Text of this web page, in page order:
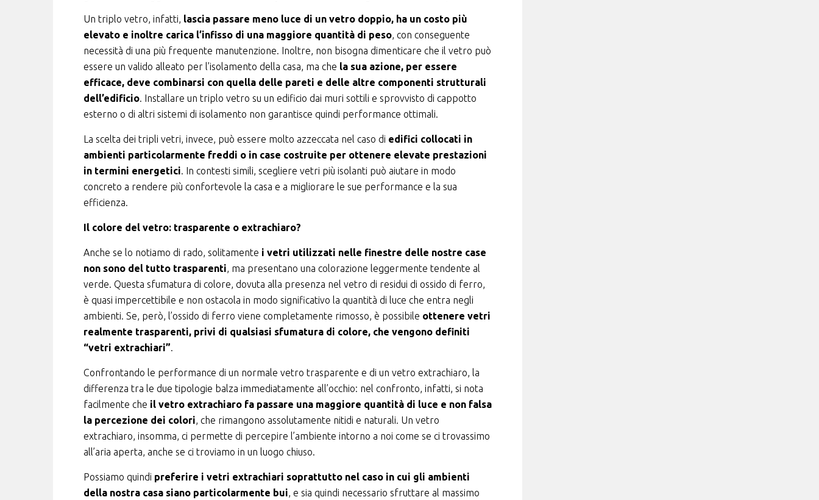
Un triplo vetro, infatti, lascia passare meno luce di un vetro doppio, ha un costo più
elevato e inoltre carica l’infisso di una maggiore quantità di peso, con conseguente
necessità di una più frequente manutenzione. Inoltre, non bisogna dimenticare che il vetro può
essere un valido alleato per l’isolamento della casa, ma che la sua azione, per essere
efficace, deve combinarsi con quella delle pareti e delle altre componenti strutturali
dell’edificio. Installare un triplo vetro su un edificio dai muri sottili e sprovvisto di cappotto
esterno o di altri sistemi di isolamento non garantisce quindi performance ottimali.
La scelta dei tripli vetri, invece, può essere molto azzeccata nel caso di edifici collocati in
ambienti particolarmente freddi o in case costruite per ottenere elevate prestazioni
in termini energetici. In contesti simili, scegliere vetri più isolanti può aiutare in modo
concreto a rendere più confortevole la casa e a migliorare le sue performance e la sua
efficienza.
Il colore del vetro: trasparente o extrachiaro?
Anche se lo notiamo di rado, solitamente i vetri utilizzati nelle finestre delle nostre case
non sono del tutto trasparenti, ma presentano una colorazione leggermente tendente al
verde. Questa sfumatura di colore, dovuta alla presenza nel vetro di residui di ossido di ferro,
è quasi impercettibile e non ostacola in modo significativo la quantità di luce che entra negli
ambienti. Se, però, l’ossido di ferro viene completamente rimosso, è possibile ottenere vetri
realmente trasparenti, privi di qualsiasi sfumatura di colore, che vengono definiti
“vetri extrachiari”.
Confrontando le performance di un normale vetro trasparente e di un vetro extrachiaro, la
differenza tra le due tipologie balza immediatamente all’occhio: nel confronto, infatti, si nota
facilmente che il vetro extrachiaro fa passare una maggiore quantità di luce e non falsa
la percezione dei colori, che rimangono assolutamente nitidi e naturali. Un vetro
extrachiaro, insomma, ci permette di percepire l’ambiente intorno a noi come se ci trovassimo
all’aria aperta, anche se ci troviamo in un luogo chiuso.
Possiamo quindi preferire i vetri extrachiari soprattutto nel caso in cui gli ambienti
della nostra casa siano particolarmente bui, e sia quindi necessario sfruttare al massimo